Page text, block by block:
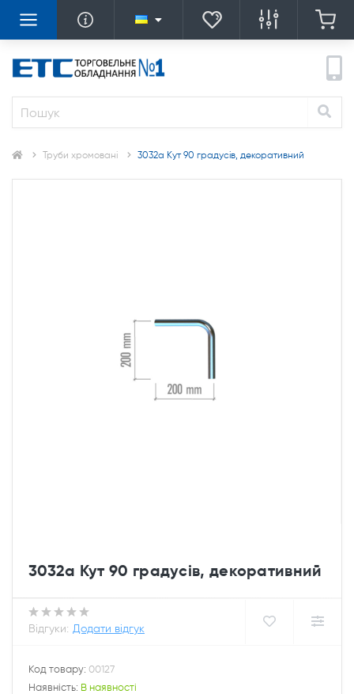
Труби хромовані 3032а Кут 90 градусів, декоративний
3032а Кут 90 градусів, декоративний
Відгуки: Додати відгук
Код товару: 00127
Наявність: В наявності